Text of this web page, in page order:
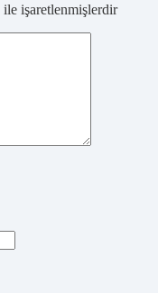
ile işaretlenmişlerdir